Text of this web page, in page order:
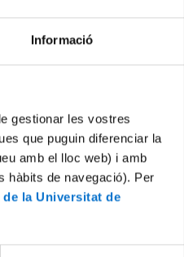
Informació
gestionar les vostres
que puguin diferenciar la
amb el lloc web) i amb
hàbits de navegació). Per
la Universitat de